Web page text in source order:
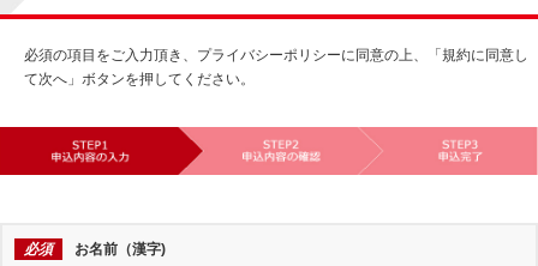
必須の項目をご入力頂き、プライバシーポリシーに同意の上、「規約に同意し
て次へ」ボタンを押してください。
必須 お名前（漢字)